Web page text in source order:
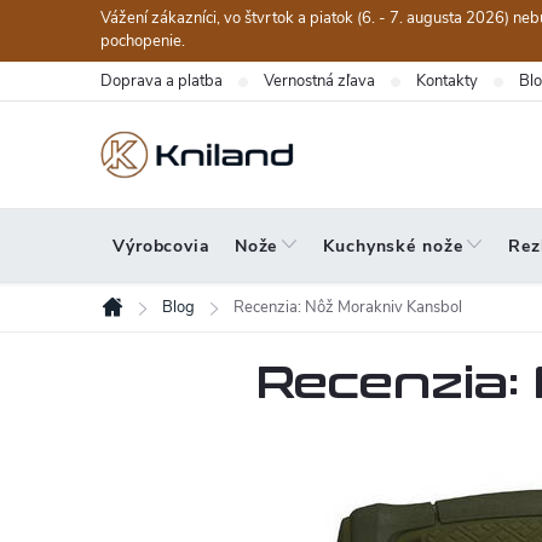
obsah
Vážení zákazníci, vo štvrtok a piatok (6. - 7. augusta 2026)
pochopenie.
Doprava a platba Vernostná zľava Kontakty
Výrobcovia Nože Kuchynské nože
Domov
Blog Recenzia: Nôž Morakniv Kansbol